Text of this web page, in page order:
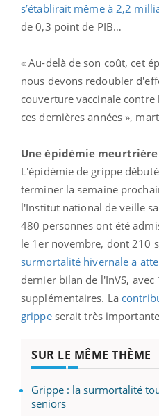
s’établirait même à 2,2
de 0,3 point de PIB…
« Au-delà de son coût, cet
nous devons redoubler
couverture vaccinale
ces dernières années »,
Une épidémie meurtrière
L'épidémie de grippe
terminer la semaine
l'Institut national de veille
480 personnes ont été
le 1er novembre, dont 210
surmortalité hivernale a
dernier bilan de l'InVS,
supplémentaires. La
grippeserait très
SUR LE MÊME THÈME
Grippe : la surmortalité
seniors